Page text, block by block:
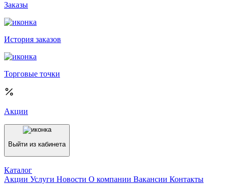
Заказы
История заказов
Торговые точки
Акции
Выйти из кабинета
Каталог
Акции Услуги Новости О компании Вакансии Контакты